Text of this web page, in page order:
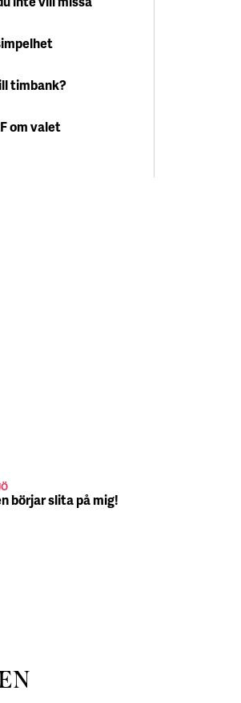
timbank?
om valet
börjar slita på mig!